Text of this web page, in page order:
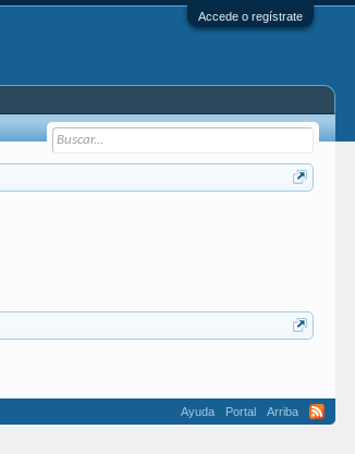
Accede o regístrate
Ayuda Portal
Arriba